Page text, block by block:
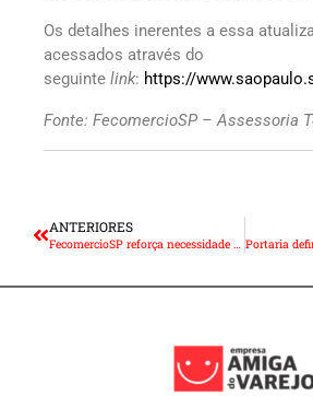
Os detalhes inerentes a essa
acessados através do
seguinte link: https://
Fonte: FecomercioSP – Assessoria
ANTERIORES
FecomercioSP reforça necessidade de medidas emergenciais após restrições